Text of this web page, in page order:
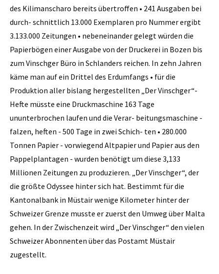
des Kilimanscharo bereits übertroffen • 241 Ausgaben bei
durch- schnittlich 13.000 Exemplaren pro Nummer ergibt
3.133.000 Zeitungen • nebeneinander gelegt würden die
Papierbögen einer Ausgabe von der Druckerei in Bozen bis
zum Vinschger Büro in Schlanders reichen. In zehn Jahren
käme man auf ein Drittel des Erdumfangs • für die
Produktion aller bislang hergestellten „Der Vinschger“-
Hefte müsste eine Druckmaschine 163 Tage
ununterbrochen laufen und die Verar- beitungsmaschine -
falzen, heften - 500 Tage in zwei Schich- ten • 280.000
Tonnen Papier - vorwiegend Altpapier und Papier aus den
Pappelplantagen - wurden benötigt um diese 3,133
Millionen Zeitungen zu produzieren. „Der Vinschger“, der
die größte Odyssee hinter sich hat. Bestimmt für die
Kantonalbank in Müstair wenige Kilometer hinter der
Schweizer Grenze musste er zuerst den Umweg über Malta
gehen. In der Zwischenzeit wird „Der Vinschger“ den vielen
Schweizer Abonnenten über das Postamt Müstair
zugestellt.